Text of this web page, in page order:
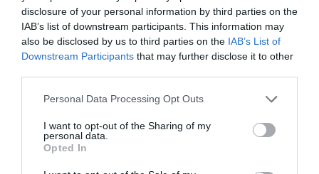
disclosure of your personal information by third parties on the
IAB’s list of downstream participants. This information may
also be disclosed by us to third parties on the IAB’s List of
Downstream Participants that may further disclose it to other
Please note that this website/app uses one or more Google
not limited to your visit or usage behaviour. You may click to
grant or deny consent to Google and its third-party tags to
use your data for below specified purposes in below Google
consent section.
Personal Data Processing Opt Outs
I want to opt-out of the Sharing of my
personal data.
Opted In
επαναλαμβανόμενο έργο,
απελευθερώνοντας τον άνθρωπο για
κρίσιμα σημεία όπως η εμπιστοσύνη, η κρίση
και οι σύνθετες αποφάσεις.
πλέον μόνο με τους παραδοσιακούς
οικονομικούς όρους. Υιοθετούμε νέους